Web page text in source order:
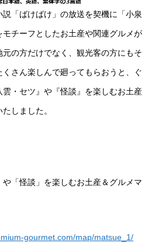
「ばけばけ」の放送を契機に「小泉
チーフとしたお土産や関連グルメが
の方だけでなく、観光客の方にもそ
さん楽しんで廻ってもらおうと、ぐ
・セツ』や『怪談』を楽しむお土産
しました。
「怪談」を楽しむお土産＆グルメマ
gourmet.com/map/matsue_1/